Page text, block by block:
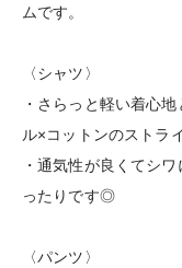
ムです。
〈シャツ〉
・さらっと軽い着心
ル×コットンのストラ
・通気性が良くてシ
ったりです◎
〈パンツ〉